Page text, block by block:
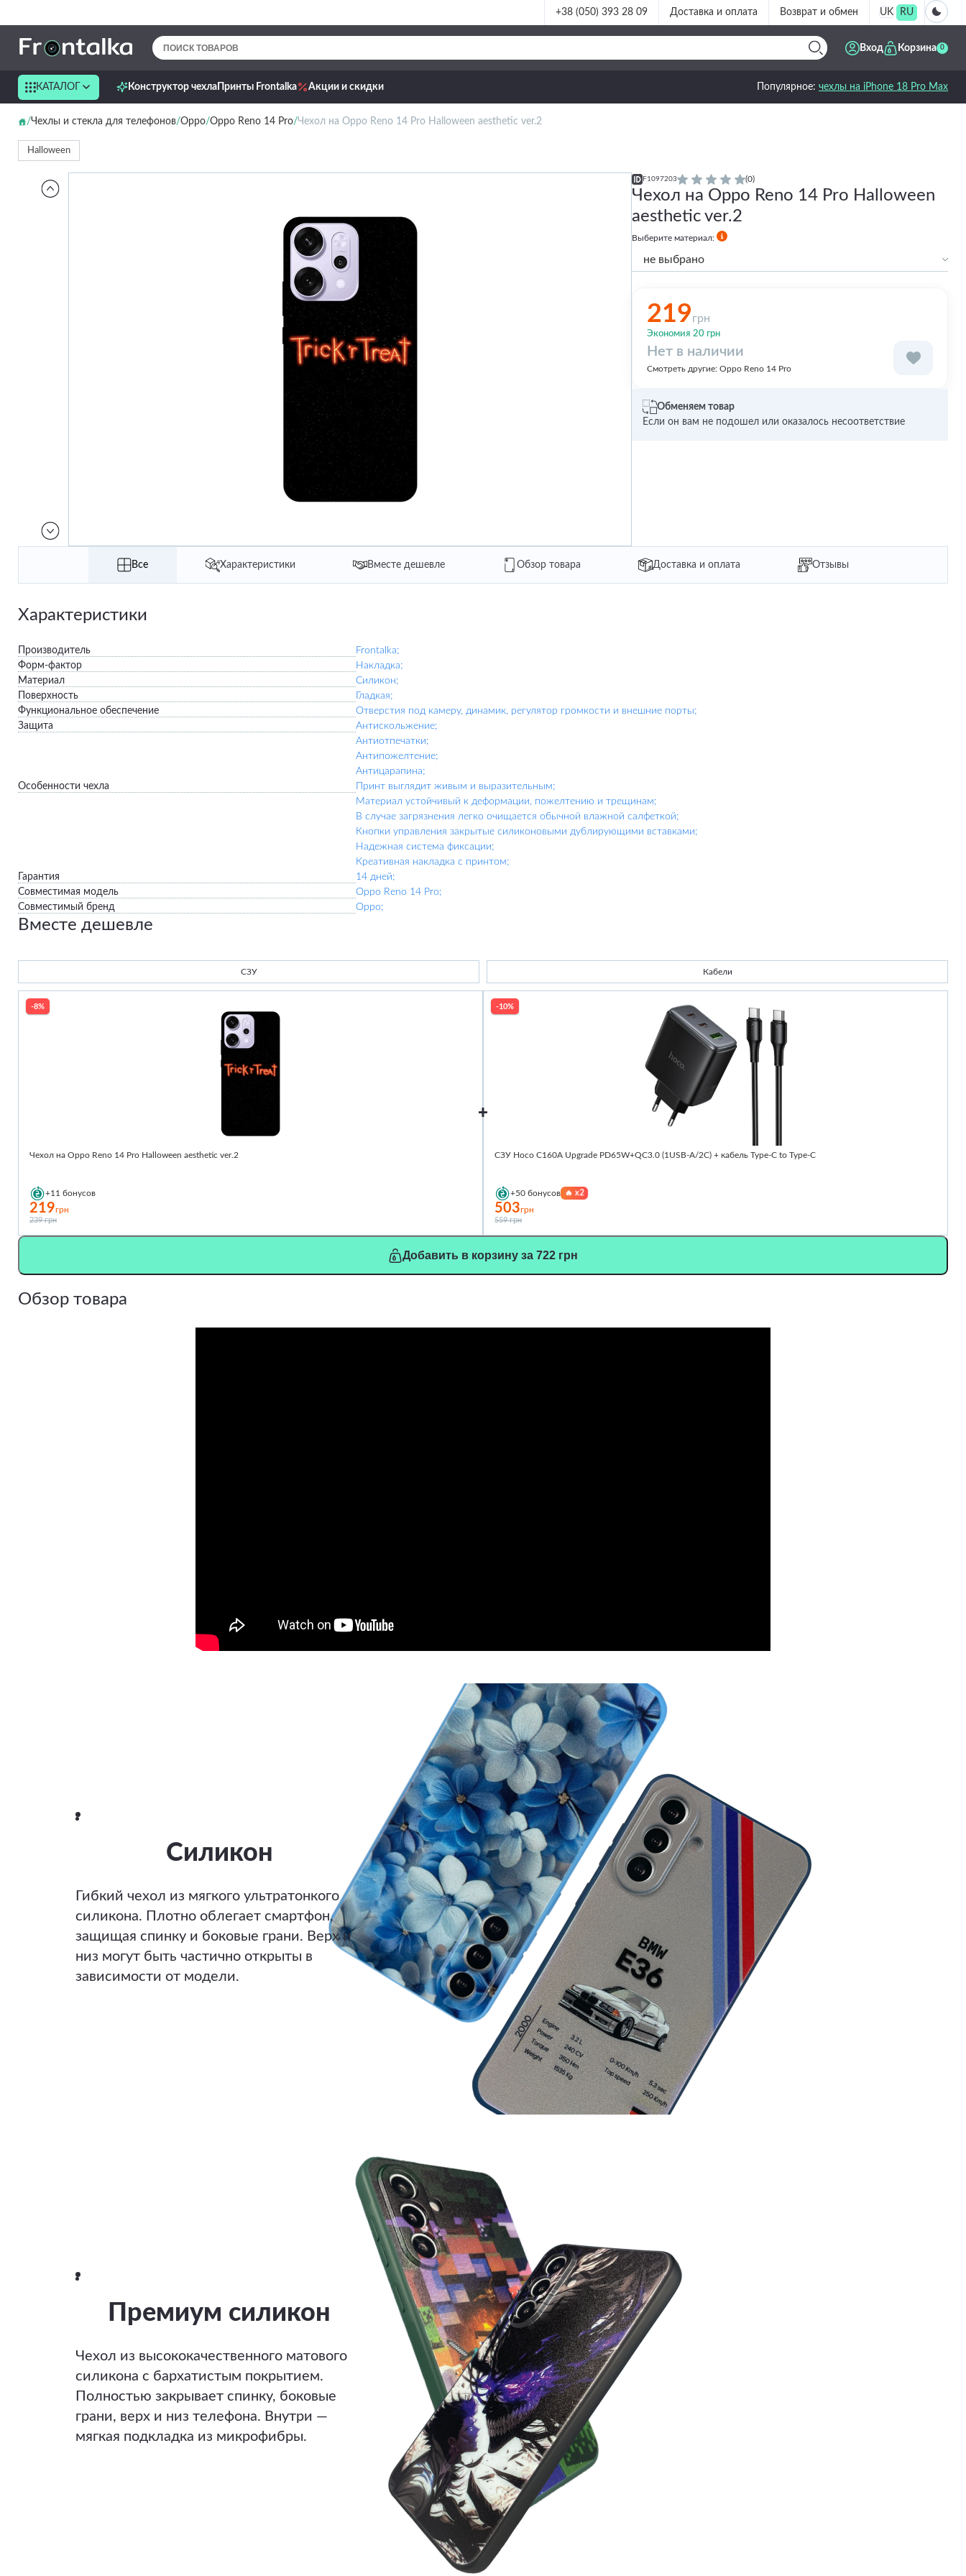
+38 (050) 393 28 09 Доставка и оплата Возврат и обмен UK RU
Вход Корзина 0
КАТАЛОГ Конструктор чехла Принты Frontalka Акции и скидки Популярное: чехлы на iPhone 18 Pro Max
Чехлы и стекла для телефонов Oppo Oppo Reno 14 Pro Чехол на Oppo Reno 14 Pro Halloween aesthetic ver.2
Halloween
F1097203 (0)
Чехол на Oppo Reno 14 Pro Halloween
aesthetic ver.2
Выберите материал:
не выбрано
219грн
Экономия 20 грн
Нет в наличии
Смотреть другие: Oppo Reno 14 Pro
Обменяем товар
Если он вам не подошел или оказалось несоответствие
Все Характеристики Вместе дешевле Обзор товара Доставка и оплата Отзывы
Характеристики
Производитель
Frontalka;
Форм-фактор
Накладка;
Материал
Силикон;
Поверхность
Гладкая;
Функциональное обеспечение
Отверстия под камеру, динамик, регулятор громкости и внешние порты;
Защита
Антискольжение;
Антиотпечатки;
Антипожелтение;
Антицарапина;
Особенности чехла
Принт выглядит живым и выразительным;
Материал устойчивый к деформации, пожелтению и трещинам;
В случае загрязнения легко очищается обычной влажной салфеткой;
Кнопки управления закрытые силиконовыми дублирующими вставками;
Надежная система фиксации;
Креативная накладка с принтом;
Гарантия
14 дней;
Совместимая модель
Oppo Reno 14 Pro;
Совместимый бренд
Oppo;
Вместе дешевле
СЗУ Кабели
-8%
Чехол на Oppo Reno 14 Pro Halloween aesthetic ver.2
+11 бонусов
219грн
239 грн
-10%
СЗУ Hoco C160A Upgrade PD65W+QC3.0 (1USB-A/2C) + кабель Type-C to Type-C
+50 бонусов 🔥x2
503грн
559 грн
Добавить в корзину за 722 грн
Обзор товара
Силикон
Гибкий чехол из мягкого ультратонкого
силикона. Плотно облегает смартфон,
защищая спинку и боковые грани. Верх и
низ могут быть частично открыты в
зависимости от модели.
Премиум силикон
Чехол из высококачественного матового
силикона с бархатистым покрытием.
Полностью закрывает спинку, боковые
грани, верх и низ телефона. Внутри —
мягкая подкладка из микрофибры.